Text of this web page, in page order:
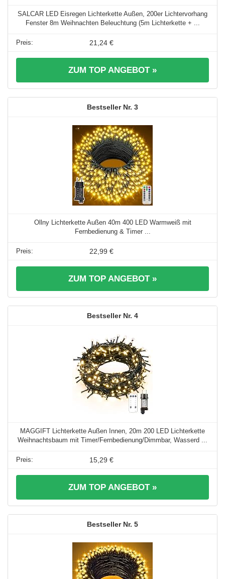
SALCAR LED Eisregen Lichterkette Außen, 200er Lichtervorhang
Fenster 8m Weihnachten Beleuchtung (5m Lichterkette + ...
21,24 €
ZUM TOP ANGEBOT »
3
Ollny Lichterkette Außen 40m 400 LED Warmweiß mit
Fernbedienung & Timer ...
22,99 €
ZUM TOP ANGEBOT »
4
MAGGIFT Lichterkette Außen Innen, 20m 200 LED Lichterkette
Weihnachtsbaum mit Timer/Fernbedienung/Dimmbar, Wasserd ...
15,29 €
ZUM TOP ANGEBOT »
5